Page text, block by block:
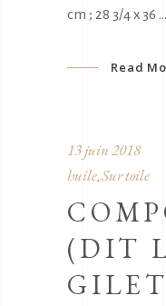
cm ; 28 3/4 x 36
Read
13 juin 2018
huile Sur toile
(DIT